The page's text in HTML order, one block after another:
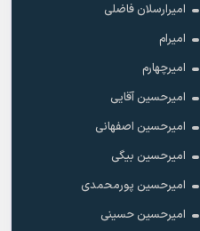
امیرارسلان فاضلی
امیرام
امیرچهارم
امیرحسین آقایی
امیرحسین اصفهانی
امیرحسین بیگی
امیرحسین پورمحمدی
امیرحسین حسینی